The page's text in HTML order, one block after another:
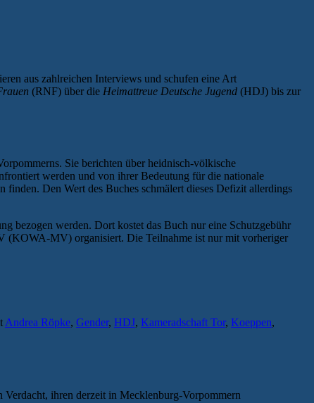
aus zahlreichen Interviews und schufen eine Art
(RNF) über die Heimattreue Deutsche Jugend (HDJ) bis zur
Sie berichten über heidnisch-völkische
werden und von ihrer Bedeutung für die nationale
finden. Den Wert des Buches schmälert dieses Defizit allerdings
bezogen werden. Dort kostet das Buch nur eine Schutzgebühr
(KOWA-MV) organisiert. Die Teilnahme ist nur mit vorheriger
Andrea Röpke, Gender, HDJ, Kameradschaft Tor, Koeppen,
ihren derzeit in Mecklenburg-Vorpommern